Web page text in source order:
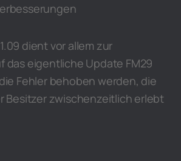
dient vor allem zur
das eigentliche Update FM29
die Fehler behoben werden, die
Besitzer zwischenzeitlich erlebt